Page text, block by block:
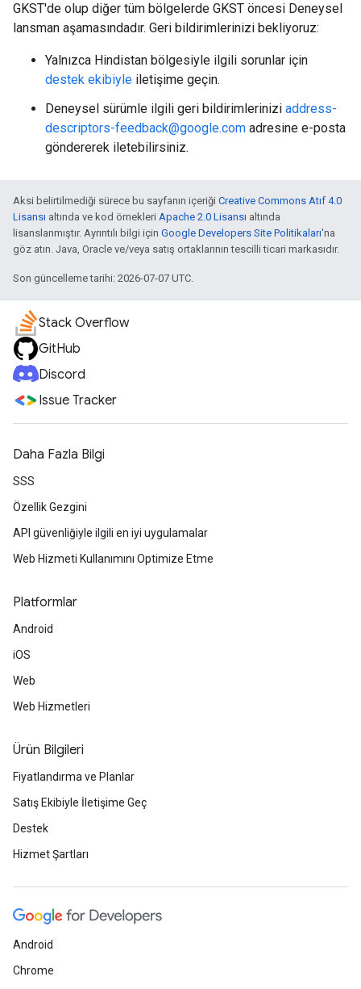
GKST'de olup diğer tüm bölgelerde GKST öncesi Deneysel
lansman aşamasındadır. Geri bildirimlerinizi bekliyoruz:
Yalnızca Hindistan bölgesiyle ilgili sorunlar için
destek ekibiyle iletişime geçin.
Deneysel sürümle ilgili geri bildirimlerinizi address-
descriptors-feedback@google.com adresine e-posta
göndererek iletebilirsiniz.
Aksi belirtilmediği sürece bu sayfanın içeriği Creative Commons Atıf 4.0
Lisansı altında ve kod örnekleri Apache 2.0 Lisansı altında
lisanslanmıştır. Ayrıntılı bilgi için Google Developers Site Politikaları'na
göz atın. Java, Oracle ve/veya satış ortaklarının tescilli ticari markasıdır.
Son güncelleme tarihi: 2026-07-07 UTC.
Stack Overflow
GitHub
Discord
Issue Tracker
Daha Fazla Bilgi
SSS
Özellik Gezgini
API güvenliğiyle ilgili en iyi uygulamalar
Web Hizmeti Kullanımını Optimize Etme
Platformlar
Android
iOS
Web
Web Hizmetleri
Ürün Bilgileri
Fiyatlandırma ve Planlar
Satış Ekibiyle İletişime Geç
Destek
Hizmet Şartları
Android
Chrome